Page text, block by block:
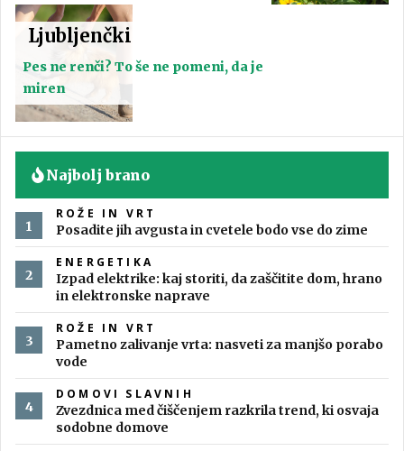
Ljubljenčki
Pes ne renči? To še ne pomeni, da je
miren
Najbolj brano
ROŽE IN VRT
Posadite jih avgusta in cvetele bodo vse do zime
ENERGETIKA
Izpad elektrike: kaj storiti, da zaščitite dom, hrano
in elektronske naprave
ROŽE IN VRT
Pametno zalivanje vrta: nasveti za manjšo porabo
vode
DOMOVI SLAVNIH
Zvezdnica med čiščenjem razkrila trend, ki osvaja
sodobne domove